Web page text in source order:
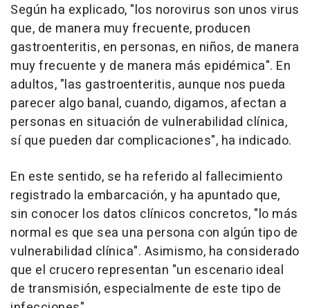
Según ha explicado, "los norovirus son unos virus
que, de manera muy frecuente, producen
gastroenteritis, en personas, en niños, de manera
muy frecuente y de manera más epidémica". En
adultos, "las gastroenteritis, aunque nos pueda
parecer algo banal, cuando, digamos, afectan a
personas en situación de vulnerabilidad clínica,
sí que pueden dar complicaciones", ha indicado.
En este sentido, se ha referido al fallecimiento
registrado la embarcación, y ha apuntado que,
sin conocer los datos clínicos concretos, "lo más
normal es que sea una persona con algún tipo de
vulnerabilidad clínica". Asimismo, ha considerado
que el crucero representan "un escenario ideal
de transmisión, especialmente de este tipo de